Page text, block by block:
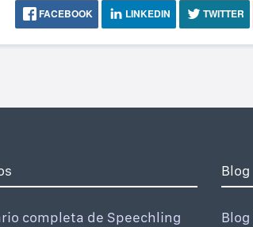
FACEBOOK LINKEDIN TWITTER
completa de Speechling
Blog